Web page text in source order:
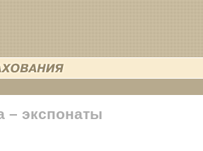
– экспонаты